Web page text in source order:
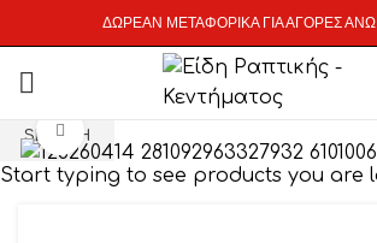
ΔΩΡΕΑΝ ΜΕΤΑΦΟΡΙΚΑ ΓΙΑ ΑΓΟΡΕΣ
Click to enlarge
SEARCH
Start typing to see products you are